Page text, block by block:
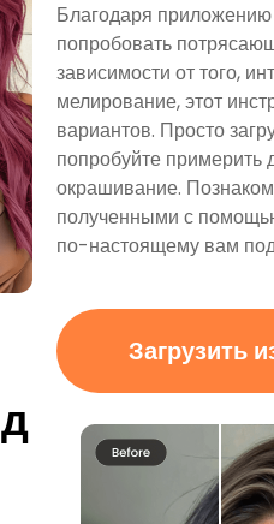
Благодаря
попробовать
зависимости от того,
мелирование, этот
вариантов. Просто
попробуйте примерить
окрашивание.
полученными с
по-настоящему вам
Загрузить